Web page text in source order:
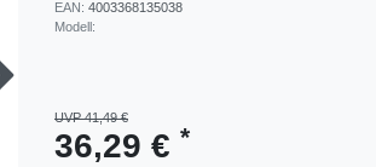
EAN: 4003368135038
Modell:
UVP 41,49 €
36,29 € *